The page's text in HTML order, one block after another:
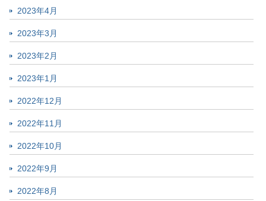
2023年4月
2023年3月
2023年2月
2023年1月
2022年12月
2022年11月
2022年10月
2022年9月
2022年8月